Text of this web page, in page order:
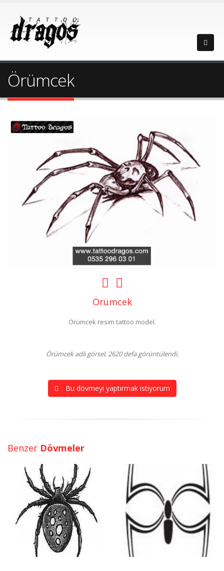
Örümcek
Örümcek
Örümcek resim tattoo model.
Örümcek adlı görsel, 2620 defa görüntülendi.
Bu dövmeyi yaptırmak istiyorum
Benzer Dövmeler